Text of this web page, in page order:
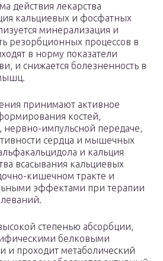
действия лекарства
кальциевых и фосфатных
минерализация и
резорбционных процессов в
в норму показатели
и снижается болезненность в
принимают активное
костей,
импульсной передаче,
сердца и мышечных
и кальция
всасывания кальциевых
кишечном тракте и
эффектами при терапии
степенью абсорбции,
белковыми
и проходит метаболический